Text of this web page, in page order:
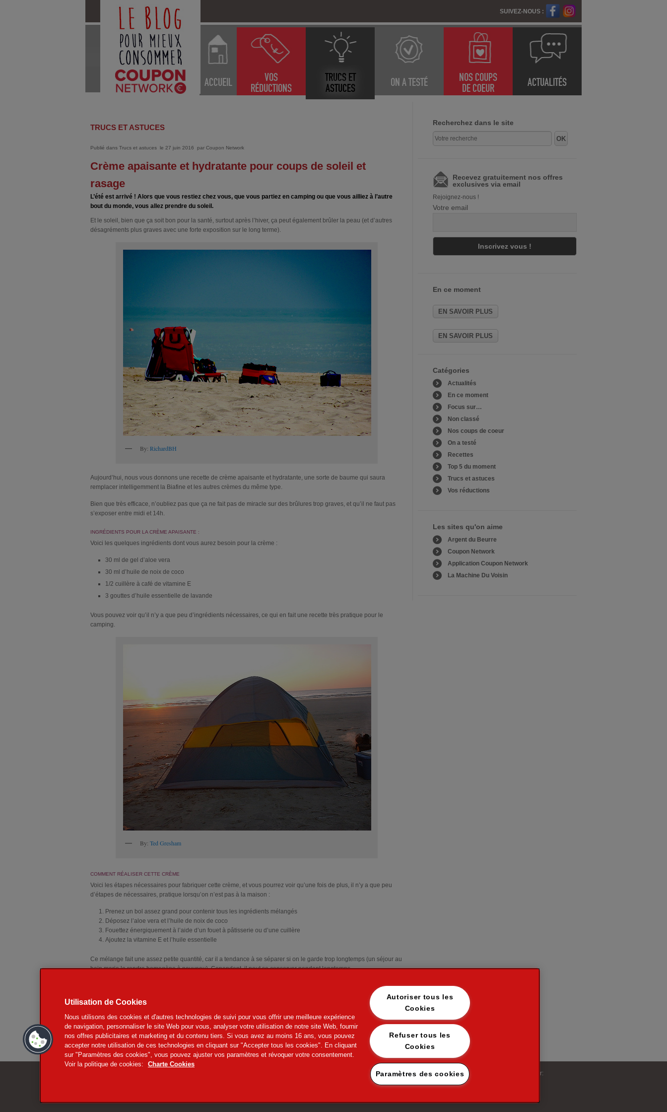
SUIVEZ-NOUS :
ACCUEIL
VOS
RÉDUCTIONS
TRUCS ET
ASTUCES
ON A TESTÉ
NOS COUPS
DE COEUR
ACTUALITÉS
TRUCS ET ASTUCES
Publié dans Trucs et astuces le 27 juin 2016 par Coupon Network
Crème apaisante et hydratante pour coups de soleil et
rasage
L’été est arrivé ! Alors que vous restiez chez vous, que vous partiez en camping ou que vous ailliez à l’autre
bout du monde, vous allez prendre du soleil.
Et le soleil, bien que ça soit bon pour la santé, surtout après l’hiver, ça peut également brûler la peau (et d’autres
désagréments plus graves avec une forte exposition sur le long terme).
By: RichardBH
Aujourd’hui, nous vous donnons une recette de crème apaisante et hydratante, une sorte de baume qui saura
remplacer intelligemment la Biafine et les autres crèmes du même type.
Bien que très efficace, n’oubliez pas que ça ne fait pas de miracle sur des brûlures trop graves, et qu’il ne faut pas
s’exposer entre midi et 14h.
INGRÉDIENTS POUR LA CRÈME APAISANTE :
Voici les quelques ingrédients dont vous aurez besoin pour la crème :
30 ml de gel d’aloe vera
30 ml d’huile de noix de coco
1/2 cuillère à café de vitamine E
3 gouttes d’huile essentielle de lavande
Vous pouvez voir qu’il n’y a que peu d’ingrédients nécessaires, ce qui en fait une recette très pratique pour le
camping.
By: Ted Gresham
COMMENT RÉALISER CETTE CRÈME
Voici les étapes nécessaires pour fabriquer cette crème, et vous pourrez voir qu’une fois de plus, il n’y a que peu
d’étapes de nécessaires, pratique lorsqu’on n’est pas à la maison :
Prenez un bol assez grand pour contenir tous les ingrédients mélangés
Déposez l’aloe vera et l’huile de noix de coco
Fouettez énergiquement à l’aide d’un fouet à pâtisserie ou d’une cuillère
Ajoutez la vitamine E et l’huile essentielle
Ce mélange fait une assez petite quantité, car il a tendance à se séparer si on le garde trop longtemps (un séjour au
bain marie le rendra homogène à nouveau). Cependant, il peut se conserver pendant longtemps.
COMMENTAIRES
Commentaires
Recherchez dans le site
Recevez gratuitement nos offres
exclusives via email
Rejoignez-nous !
Votre email
En ce moment
EN SAVOIR PLUS
EN SAVOIR PLUS
Catégories
Actualités
En ce moment
Focus sur…
Non classé
Nos coups de coeur
On a testé
Recettes
Top 5 du moment
Trucs et astuces
Vos réductions
Les sites qu'on aime
Argent du Beurre
Coupon Network
Application Coupon Network
La Machine Du Voisin
Nos applications disponibles pour mobiles : Suivez-nous sur:
Utilisation de Cookies
Nous utilisons des cookies et d'autres technologies de suivi pour vous offrir une meilleure expérience
de navigation, personnaliser le site Web pour vous, analyser votre utilisation de notre site Web, fournir
nos offres publicitaires et marketing et du contenu tiers. Si vous avez au moins 16 ans, vous pouvez
accepter notre utilisation de ces technologies en cliquant sur "Accepter tous les cookies". En cliquant
sur "Paramètres des cookies", vous pouvez ajuster vos paramètres et révoquer votre consentement.
Voir la politique de cookies:
Charte Cookies
Autoriser tous les
Cookies
Refuser tous les
Cookies
Paramètres des cookies